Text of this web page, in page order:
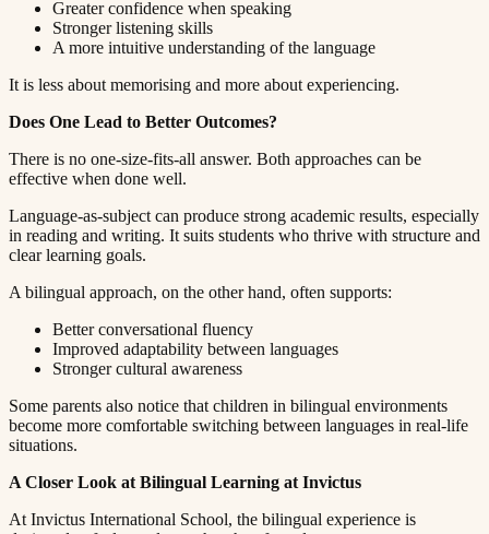
Greater confidence when speaking​​​​‌ ‍ ​‍​‍‌‍ ‌ ​‍‌‍‍‌‌‍‌ ‌‍‍‌‌‍ ‍​‍​‍​ ‍‍​‍​‍‌ ​ ‌‍​‌‌‍ ‍‌‍‍‌‌ ‌​‌ ‍‌​‍ ‍‌‍‍‌‌‍ ​‍​‍​‍ ​​‍​‍‌‍‍​‌ ​‍‌‍‌‌‌‍‌‍​‍​‍​ ‍‍​‍​‍​‍ ‌ ​ ‌ ‌​‌ ‌‌‌‍‌​‌‍‍‌‌‍ ​‍ ‌‍‍‌‌‍ ‍‌ ‌​‌‍‌‌‌‍ ‍‌ ‌​​‍ ‌‍‌‌‌‍‌​‌‍‍‌‌ ‌​​‍ ‌‍ ‌‌‍ ‌‍‌​‌‍‌‌​ ‌‌ ​​‌ ​‍‌‍‌‌‌ ​ ‌‍‌‌‌‍ ‍‌ ‌​‌‍​‌‌ ‌​‌‍‍‌‌‍ ‌‍ ‍​ ‍ ‌‍‍‌‌‍‌​​ ‌​ ‍​‌‍​‍​ ‌‍‌‍‌​​ ‌​​ ‍‌‌‍‌‌​ ‍‌​‍ ‌​ ​ ​ ‌​‌‍‌​‌‍‌​​‍ ‌​ ‌​​ ​‍​ ​ ​ ‌‍​‍ ‌​ ‍‌​ ​‍‌‍‌​​ ​‌​‍ ‌‌‍‌‌​ ​​‌‍‌‍​ ​‌‌‍‌‌​ ‍‌​ ‌‌​ ‌​‌‍​‍‌‍‌‍‌‍‌​​ ​‌​ ‍ ‌ ‌​‌ ‍‌‌ ​​‌‍‌‌​ ‌‌‍ ‍‌‍‌‌‌ ‌ ‌ ​ ​ ‍ ‌ ​​‌‍​‌‌ ‌​‌‍‍​​ ‌‌‍​ ‌‍ ‌‍ ‍‌ ‌​‌‍‌‌‌‍ ‍‌ ‌​​‍‌‌​ ‌‌‌​​‍‌‌ ‌‍‍ ‌‍‌‌‌ ‍‌​‍‌‌​ ​ ‌​‌​​‍‌‌​ ​ ‌​‌​​‍‌‌​ ​‍​ ​‍​ ‌‍‌‍‌‌‌‍‌‍‌‍​‍​ ​​​ ‍‌​ ‌ ‌‍​‍​ ‍​​ ‍‌‌‍​‌‌‍‌‍​‍‌‌​ ​‍​ ​‍​‍‌‌​ ‌‌‌​‌​​‍ ‍‌‍​ ‌‍‍​‌‍‍‌‌‍ ​‌‍‌​‌ ​‍‌‍‌‌‌‍ ‍​‍‌‌​ ‌‌‌​​‍‌‌ ‌‍‍ ‌‍‌‌‌ ‍‌​‍‌‌​ ​ ‌​‌​​‍‌‌​ ​ ‌​‌​​‍‌‌​ ​‍​ ​‍​ ‌‍‌‍‌​‌‍‌​‌‍‌‍‌‍‌​‌‍​‌​ ‍​‌‍‌‍​ ‍​‌‍​‍‌‍​‍​ ‌‍​‍‌‌​ ​‍​ ​‍​‍‌‌​ ‌‌‌​‌​​‍ ‍‌ ‌​‌‍‌‌‌ ‍​‌ ‌​​ ‌‍​‍‌‍​‌‌ ​ ‌‍‌‌‌‌‌‌‌ ​‍‌‍ ​​ ‌​‍‌‌​ ​‍‌​‌‍‌ ​ ‌ ‌​‌ ‌‌‌‍‌​‌‍‍‌‌‍ ​‍‌‍‌‍‍‌‌‍‌​​ ‌​ ‍​‌‍​‍​ ‌‍‌‍‌​​ ‌​​ ‍‌‌‍‌‌​ ‍‌​‍ ‌​ ​ ​ ‌​‌‍‌​‌‍‌​​‍ ‌​ ‌​​ ​‍​ ​ ​ ‌‍​‍ ‌​ ‍‌​ ​‍‌‍‌​​ ​‌​‍ ‌‌‍‌‌​ ​​‌‍‌‍​ ​‌‌‍‌‌​ ‍‌​ ‌‌​ ‌​‌‍​‍‌‍‌‍‌‍‌​​ ​‌​‍‌‍‌ ‌​‌ ‍‌‌ ​​‌‍‌‌​ ‌‌‍ ‍‌‍‌‌‌ ‌ ‌ ​ ​‍‌‍‌ ​​‌‍​‌‌ ‌​‌‍‍​​ ‌‌‍​ ‌‍ ‌‍ ‍‌ ‌​‌‍‌‌‌‍ ‍‌ ‌​​‍‌‌​ ‌‌‌​​‍‌‌ ‌‍‍ ‌‍‌‌‌ ‍‌​‍‌‌​ ​ ‌​‌​​‍‌‌​ ​ ‌​‌​​‍‌‌​ ​‍​ ​‍​ ‌‍‌‍‌‌‌‍‌‍‌‍​‍​ ​​​ ‍‌​ ‌ ‌‍​‍​ ‍​​ ‍‌‌‍​‌‌‍‌‍​‍‌‌​ ​‍​ ​‍​‍‌‌​ ‌‌‌​‌​​‍ ‍‌‍​ ‌‍‍​‌‍‍‌‌‍ ​‌‍‌​‌ ​‍‌‍‌‌‌‍ ‍​‍‌‌​ ‌‌‌​​‍‌‌ ‌‍‍ ‌‍‌‌‌ ‍‌​‍‌‌​ ​ ‌​‌​​‍‌‌​ ​ ‌​‌​​‍‌‌​ ​‍​ ​‍​ ‌‍‌‍‌​‌‍‌​‌‍‌‍‌‍‌​‌‍​‌​ ‍​‌‍‌‍​ ‍​‌‍​‍‌‍​‍​ ‌‍​‍‌‌​ ​‍​ ​‍​‍‌‌​ ‌‌‌​‌​​‍ ‍‌ ‌​‌‍‌‌‌ ‍​‌ ‌​​‍‌‍‌ ​​‌‍‌‌‌ ​‍‌ ​ ‌ ​​‌‍‌‌‌‍​ ‌ ‌​‌‍‍‌‌ ‌‍‌‍‌‌​ ‌‌ ​​‌ ‌‌‌‍​‍‌‍ ​‌‍‍‌‌ ​ ‌‍‍​‌‍‌‌‌‍‌​​‍​‍‌ ‌
Stronger listening skills​​​​‌ ‍ ​‍​‍‌‍ ‌ ​‍‌‍‍‌‌‍‌ ‌‍‍‌‌‍ ‍​‍​‍​ ‍‍​‍​‍‌ ​ ‌‍​‌‌‍ ‍‌‍‍‌‌ ‌​‌ ‍‌​‍ ‍‌‍‍‌‌‍ ​‍​‍​‍ ​​‍​‍‌‍‍​‌ ​‍‌‍‌‌‌‍‌‍​‍​‍​ ‍‍​‍​‍​‍ ‌ ​ ‌ ‌​‌ ‌‌‌‍‌​‌‍‍‌‌‍ ​‍ ‌‍‍‌‌‍ ‍‌ ‌​‌‍‌‌‌‍ ‍‌ ‌​​‍ ‌‍‌‌‌‍‌​‌‍‍‌‌ ‌​​‍ ‌‍ ‌‌‍ ‌‍‌​‌‍‌‌​ ‌‌ ​​‌ ​‍‌‍‌‌‌ ​ ‌‍‌‌‌‍ ‍‌ ‌​‌‍​‌‌ ‌​‌‍‍‌‌‍ ‌‍ ‍​ ‍ ‌‍‍‌‌‍‌​​ ‌​ ‍​‌‍​‍​ ‌‍‌‍‌​​ ‌​​ ‍‌‌‍‌‌​ ‍‌​‍ ‌​ ​ ​ ‌​‌‍‌​‌‍‌​​‍ ‌​ ‌​​ ​‍​ ​ ​ ‌‍​‍ ‌​ ‍‌​ ​‍‌‍‌​​ ​‌​‍ ‌‌‍‌‌​ ​​‌‍‌‍​ ​‌‌‍‌‌​ ‍‌​ ‌‌​ ‌​‌‍​‍‌‍‌‍‌‍‌​​ ​‌​ ‍ ‌ ‌​‌ ‍‌‌ ​​‌‍‌‌​ ‌‌‍ ‍‌‍‌‌‌ ‌ ‌ ​ ​ ‍ ‌ ​​‌‍​‌‌ ‌​‌‍‍​​ ‌‌‍​ ‌‍ ‌‍ ‍‌ ‌​‌‍‌‌‌‍ ‍‌ ‌​​‍‌‌​ ‌‌‌​​‍‌‌ ‌‍‍ ‌‍‌‌‌ ‍‌​‍‌‌​ ​ ‌​‌​​‍‌‌​ ​ ‌​‌​​‍‌‌​ ​‍​ ​‍​ ‍​​ ‌‌​ ‌​​ ​ ‌‍‌‍​ ​​​ ‌ ‌‍​‍‌‍​ ‌‍‌‌‌‍​ ​ ​‍​‍‌‌​ ​‍​ ​‍​‍‌‌​ ‌‌‌​‌​​‍ ‍‌‍​ ‌‍‍​‌‍‍‌‌‍ ​‌‍‌​‌ ​‍‌‍‌‌‌‍ ‍​‍‌‌​ ‌‌‌​​‍‌‌ ‌‍‍ ‌‍‌‌‌ ‍‌​‍‌‌​ ​ ‌​‌​​‍‌‌​ ​ ‌​‌​​‍‌‌​ ​‍​ ​‍​ ​​​ ​​​ ‍​​ ​ ​ ​‌​ ‍‌​ ‌ ​ ​​​ ​‌‌‍‌‍​ ‍​​ ​​​‍‌‌​ ​‍​ ​‍​‍‌‌​ ‌‌‌​‌​​‍ ‍‌ ‌​‌‍‌‌‌ ‍​‌ ‌​​ ‌‍​‍‌‍​‌‌ ​ ‌‍‌‌‌‌‌‌‌ ​‍‌‍ ​​ ‌​‍‌‌​ ​‍‌​‌‍‌ ​ ‌ ‌​‌ ‌‌‌‍‌​‌‍‍‌‌‍ ​‍‌‍‌‍‍‌‌‍‌​​ ‌​ ‍​‌‍​‍​ ‌‍‌‍‌​​ ‌​​ ‍‌‌‍‌‌​ ‍‌​‍ ‌​ ​ ​ ‌​‌‍‌​‌‍‌​​‍ ‌​ ‌​​ ​‍​ ​ ​ ‌‍​‍ ‌​ ‍‌​ ​‍‌‍‌​​ ​‌​‍ ‌‌‍‌‌​ ​​‌‍‌‍​ ​‌‌‍‌‌​ ‍‌​ ‌‌​ ‌​‌‍​‍‌‍‌‍‌‍‌​​ ​‌​‍‌‍‌ ‌​‌ ‍‌‌ ​​‌‍‌‌​ ‌‌‍ ‍‌‍‌‌‌ ‌ ‌ ​ ​‍‌‍‌ ​​‌‍​‌‌ ‌​‌‍‍​​ ‌‌‍​ ‌‍ ‌‍ ‍‌ ‌​‌‍‌‌‌‍ ‍‌ ‌​​‍‌‌​ ‌‌‌​​‍‌‌ ‌‍‍ ‌‍‌‌‌ ‍‌​‍‌‌​ ​ ‌​‌​​‍‌‌​ ​ ‌​‌​​‍‌‌​ ​‍​ ​‍​ ‍​​ ‌‌​ ‌​​ ​ ‌‍‌‍​ ​​​ ‌ ‌‍​‍‌‍​ ‌‍‌‌‌‍​ ​ ​‍​‍‌‌​ ​‍​ ​‍​‍‌‌​ ‌‌‌​‌​​‍ ‍‌‍​ ‌‍‍​‌‍‍‌‌‍ ​‌‍‌​‌ ​‍‌‍‌‌‌‍ ‍​‍‌‌​ ‌‌‌​​‍‌‌ ‌‍‍ ‌‍‌‌‌ ‍‌​‍‌‌​ ​ ‌​‌​​‍‌‌​ ​ ‌​‌​​‍‌‌​ ​‍​ ​‍​ ​​​ ​​​ ‍​​ ​ ​ ​‌​ ‍‌​ ‌ ​ ​​​ ​‌‌‍‌‍​ ‍​​ ​​​‍‌‌​ ​‍​ ​‍​‍‌‌​ ‌‌‌​‌​​‍ ‍‌ ‌​‌‍‌‌‌ ‍​‌ ‌​​‍‌‍‌ ​​‌‍‌‌‌ ​‍‌ ​ ‌ ​​‌‍‌‌‌‍​ ‌ ‌​‌‍‍‌‌ ‌‍‌‍‌‌​ ‌‌ ​​‌ ‌‌‌‍​‍‌‍ ​‌‍‍‌‌ ​ ‌‍‍​‌‍‌‌‌‍‌​​‍​‍‌ ‌
A more intuitive understanding of the language​​​​‌ ‍ ​‍​‍‌‍ ‌ ​‍‌‍‍‌‌‍‌ ‌‍‍‌‌‍ ‍​‍​‍​ ‍‍​‍​‍‌ ​ ‌‍​‌‌‍ ‍‌‍‍‌‌ ‌​‌ ‍‌​‍ ‍‌‍‍‌‌‍ ​‍​‍​‍ ​​‍​‍‌‍‍​‌ ​‍‌‍‌‌‌‍‌‍​‍​‍​ ‍‍​‍​‍​‍ ‌ ​ ‌ ‌​‌ ‌‌‌‍‌​‌‍‍‌‌‍ ​‍ ‌‍‍‌‌‍ ‍‌ ‌​‌‍‌‌‌‍ ‍‌ ‌​​‍ ‌‍‌‌‌‍‌​‌‍‍‌‌ ‌​​‍ ‌‍ ‌‌‍ ‌‍‌​‌‍‌‌​ ‌‌ ​​‌ ​‍‌‍‌‌‌ ​ ‌‍‌‌‌‍ ‍‌ ‌​‌‍​‌‌ ‌​‌‍‍‌‌‍ ‌‍ ‍​ ‍ ‌‍‍‌‌‍‌​​ ‌​ ‍​‌‍​‍​ ‌‍‌‍‌​​ ‌​​ ‍‌‌‍‌‌​ ‍‌​‍ ‌​ ​ ​ ‌​‌‍‌​‌‍‌​​‍ ‌​ ‌​​ ​‍​ ​ ​ ‌‍​‍ ‌​ ‍‌​ ​‍‌‍‌​​ ​‌​‍ ‌‌‍‌‌​ ​​‌‍‌‍​ ​‌‌‍‌‌​ ‍‌​ ‌‌​ ‌​‌‍​‍‌‍‌‍‌‍‌​​ ​‌​ ‍ ‌ ‌​‌ ‍‌‌ ​​‌‍‌‌​ ‌‌‍ ‍‌‍‌‌‌ ‌ ‌ ​ ​ ‍ ‌ ​​‌‍​‌‌ ‌​‌‍‍​​ ‌‌‍​ ‌‍ ‌‍ ‍‌ ‌​‌‍‌‌‌‍ ‍‌ ‌​​‍‌‌​ ‌‌‌​​‍‌‌ ‌‍‍ ‌‍‌‌‌ ‍‌​‍‌‌​ ​ ‌​‌​​‍‌‌​ ​ ‌​‌​​‍‌‌​ ​‍​ ​‍​ ​​​ ​​​ ‍​​ ‌‌​ ‌​​ ​‍‌‍‌​‌‍‌‍​ ​‌​ ​‌​ ​ ‌‍‌‌​‍‌‌​ ​‍​ ​‍​‍‌‌​ ‌‌‌​‌​​‍ ‍‌‍​ ‌‍‍​‌‍‍‌‌‍ ​‌‍‌​‌ ​‍‌‍‌‌‌‍ ‍​‍‌‌​ ‌‌‌​​‍‌‌ ‌‍‍ ‌‍‌‌‌ ‍‌​‍‌‌​ ​ ‌​‌​​‍‌‌​ ​ ‌​‌​​‍‌‌​ ​‍​ ​‍​ ‌‌‌‍​‌​ ​​​ ​​‌‍​‍‌‍​‍​ ‌​​ ​‍​ ‌​​ ​​‌‍​‍‌‍​‍​‍‌‌​ ​‍​ ​‍​‍‌‌​ ‌‌‌​‌​​‍ ‍‌ ‌​‌‍‌‌‌ ‍​‌ ‌​​ ‌‍​‍‌‍​‌‌ ​ ‌‍‌‌‌‌‌‌‌ ​‍‌‍ ​​ ‌​‍‌‌​ ​‍‌​‌‍‌ ​ ‌ ‌​‌ ‌‌‌‍‌​‌‍‍‌‌‍ ​‍‌‍‌‍‍‌‌‍‌​​ ‌​ ‍​‌‍​‍​ ‌‍‌‍‌​​ ‌​​ ‍‌‌‍‌‌​ ‍‌​‍ ‌​ ​ ​ ‌​‌‍‌​‌‍‌​​‍ ‌​ ‌​​ ​‍​ ​ ​ ‌‍​‍ ‌​ ‍‌​ ​‍‌‍‌​​ ​‌​‍ ‌‌‍‌‌​ ​​‌‍‌‍​ ​‌‌‍‌‌​ ‍‌​ ‌‌​ ‌​‌‍​‍‌‍‌‍‌‍‌​​ ​‌​‍‌‍‌ ‌​‌ ‍‌‌ ​​‌‍‌‌​ ‌‌‍ ‍‌‍‌‌‌ ‌ ‌ ​ ​‍‌‍‌ ​​‌‍​‌‌ ‌​‌‍‍​​ ‌‌‍​ ‌‍ ‌‍ ‍‌ ‌​‌‍‌‌‌‍ ‍‌ ‌​​‍‌‌​ ‌‌‌​​‍‌‌ ‌‍‍ ‌‍‌‌‌ ‍‌​‍‌‌​ ​ ‌​‌​​‍‌‌​ ​ ‌​‌​​‍‌‌​ ​‍​ ​‍​ ​​​ ​​​ ‍​​ ‌‌​ ‌​​ ​‍‌‍‌​‌‍‌‍​ ​‌​ ​‌​ ​ ‌‍‌‌​‍‌‌​ ​‍​ ​‍​‍‌‌​ ‌‌‌​‌​​‍ ‍‌‍​ ‌‍‍​‌‍‍‌‌‍ ​‌‍‌​‌ ​‍‌‍‌‌‌‍ ‍​‍‌‌​ ‌‌‌​​‍‌‌ ‌‍‍ ‌‍‌‌‌ ‍‌​‍‌‌​ ​ ‌​‌​​‍‌‌​ ​ ‌​‌​​‍‌‌​ ​‍​ ​‍​ ‌‌‌‍​‌​ ​​​ ​​‌‍​‍‌‍​‍​ ‌​​ ​‍​ ‌​​ ​​‌‍​‍‌‍​‍​‍‌‌​ ​‍​ ​‍​‍‌‌​ ‌‌‌​‌​​‍ ‍‌ ‌​‌‍‌‌‌ ‍​‌ ‌​​‍‌‍‌ ​​‌‍‌‌‌ ​‍‌ ​ ‌ ​​‌‍‌‌‌‍​ ‌ ‌​‌‍‍‌‌ ‌‍‌‍‌‌​ ‌‌ ​​‌ ‌‌‌‍​‍‌‍ ​‌‍‍‌‌ ​ ‌‍‍​‌‍‌‌‌‍‌​​‍​‍‌ ‌
It is less about memorising and more about experiencing.​​​​‌ ‍ ​‍​‍‌‍ ‌ ​‍‌‍‍‌‌‍‌ ‌‍‍‌‌‍ ‍​‍​‍​ ‍‍​‍​‍‌ ​ ‌‍​‌‌‍ ‍‌‍‍‌‌ ‌​‌ ‍‌​‍ ‍‌‍‍‌‌‍ ​‍​‍​‍ ​​‍​‍‌‍‍​‌ ​‍‌‍‌‌‌‍‌‍​‍​‍​ ‍‍​‍​‍​‍ ‌ ​ ‌ ‌​‌ ‌‌‌‍‌​‌‍‍‌‌‍ ​‍ ‌‍‍‌‌‍ ‍‌ ‌​‌‍‌‌‌‍ ‍‌ ‌​​‍ ‌‍‌‌‌‍‌​‌‍‍‌‌ ‌​​‍ ‌‍ ‌‌‍ ‌‍‌​‌‍‌‌​ ‌‌ ​​‌ ​‍‌‍‌‌‌ ​ ‌‍‌‌‌‍ ‍‌ ‌​‌‍​‌‌ ‌​‌‍‍‌‌‍ ‌‍ ‍​ ‍ ‌‍‍‌‌‍‌​​ ‌​ ‍​‌‍​‍​ ‌‍‌‍‌​​ ‌​​ ‍‌‌‍‌‌​ ‍‌​‍ ‌​ ​ ​ ‌​‌‍‌​‌‍‌​​‍ ‌​ ‌​​ ​‍​ ​ ​ ‌‍​‍ ‌​ ‍‌​ ​‍‌‍‌​​ ​‌​‍ ‌‌‍‌‌​ ​​‌‍‌‍​ ​‌‌‍‌‌​ ‍‌​ ‌‌​ ‌​‌‍​‍‌‍‌‍‌‍‌​​ ​‌​ ‍ ‌ ‌​‌ ‍‌‌ ​​‌‍‌‌​ ‌‌‍ ‍‌‍‌‌‌ ‌ ‌ ​ ​ ‍ ‌ ​​‌‍​‌‌ ‌​‌‍‍​​ ‌‌‍​ ‌‍ ‌‍ ‍‌ ‌​‌‍‌‌‌‍ ‍‌ ‌​​‍‌‌​ ‌‌‌​​‍‌‌ ‌‍‍ ‌‍‌‌‌ ‍‌​‍‌‌​ ​ ‌​‌​​‍‌‌​ ​ ‌​‌​​‍‌‌​ ​‍​ ​‍​ ‍​‌‍‌​​ ‌‌​ ‌‌​ ‌‍‌‍​‍‌‍​‍‌‍​ ‌‍‌‌​ ​‍‌‍​ ‌‍​ ​‍‌‌​ ​‍​ ​‍​‍‌‌​ ‌‌‌​‌​​‍ ‍‌‍​ ‌‍‍​‌‍‍‌‌‍ ​‌‍‌​‌ ​‍‌‍‌‌‌‍ ‍​‍‌‌​ ‌‌‌​​‍‌‌ ‌‍‍ ‌‍‌‌‌ ‍‌​‍‌‌​ ​ ‌​‌​​‍‌‌​ ​ ‌​‌​​‍‌‌​ ​‍​ ​‍‌‍‌‍​ ​‍​ ​‌‌‍​‍​ ​​‌‍‌​​ ​ ‌‍​‍​ ​‍​ ‌​​ ‌​‌‍‌‌​‍‌‌​ ​‍​ ​‍​‍‌‌​ ‌‌‌​‌​​‍ ‍‌ ‌​‌‍‌‌‌ ‍​‌ ‌​​ ‌‍​‍‌‍​‌‌ ​ ‌‍‌‌‌‌‌‌‌ ​‍‌‍ ​​ ‌​‍‌‌​ ​‍‌​‌‍‌ ​ ‌ ‌​‌ ‌‌‌‍‌​‌‍‍‌‌‍ ​‍‌‍‌‍‍‌‌‍‌​​ ‌​ ‍​‌‍​‍​ ‌‍‌‍‌​​ ‌​​ ‍‌‌‍‌‌​ ‍‌​‍ ‌​ ​ ​ ‌​‌‍‌​‌‍‌​​‍ ‌​ ‌​​ ​‍​ ​ ​ ‌‍​‍ ‌​ ‍‌​ ​‍‌‍‌​​ ​‌​‍ ‌‌‍‌‌​ ​​‌‍‌‍​ ​‌‌‍‌‌​ ‍‌​ ‌‌​ ‌​‌‍​‍‌‍‌‍‌‍‌​​ ​‌​‍‌‍‌ ‌​‌ ‍‌‌ ​​‌‍‌‌​ ‌‌‍ ‍‌‍‌‌‌ ‌ ‌ ​ ​‍‌‍‌ ​​‌‍​‌‌ ‌​‌‍‍​​ ‌‌‍​ ‌‍ ‌‍ ‍‌ ‌​‌‍‌‌‌‍ ‍‌ ‌​​‍‌‌​ ‌‌‌​​‍‌‌ ‌‍‍ ‌‍‌‌‌ ‍‌​‍‌‌​ ​ ‌​‌​​‍‌‌​ ​ ‌​‌​​‍‌‌​ ​‍​ ​‍​ ‍​‌‍‌​​ ‌‌​ ‌‌​ ‌‍‌‍​‍‌‍​‍‌‍​ ‌‍‌‌​ ​‍‌‍​ ‌‍​ ​‍‌‌​ ​‍​ ​‍​‍‌‌​ ‌‌‌​‌​​‍ ‍‌‍​ ‌‍‍​‌‍‍‌‌‍ ​‌‍‌​‌ ​‍‌‍‌‌‌‍ ‍​‍‌‌​ ‌‌‌​​‍‌‌ ‌‍‍ ‌‍‌‌‌ ‍‌​‍‌‌​ ​ ‌​‌​​‍‌‌​ ​ ‌​‌​​‍‌‌​ ​‍​ ​‍‌‍‌‍​ ​‍​ ​‌‌‍​‍​ ​​‌‍‌​​ ​ ‌‍​‍​ ​‍​ ‌​​ ‌​‌‍‌‌​‍‌‌​ ​‍​ ​‍​‍‌‌​ ‌‌‌​‌​​‍ ‍‌ ‌​‌‍‌‌‌ ‍​‌ ‌​​‍‌‍‌ ​​‌‍‌‌‌ ​‍‌ ​ ‌ ​​‌‍‌‌‌‍​ ‌ ‌​‌‍‍‌‌ ‌‍‌‍‌‌​ ‌‌ ​​‌ ‌‌‌‍​‍‌‍ ​‌‍‍‌‌ ​ ‌‍‍​‌‍‌‌‌‍‌​​‍​‍‌ ‌
Does One Lead to Better Outcomes?​​​​‌ ‍ ​‍​‍‌‍ ‌ ​‍‌‍‍‌‌‍‌ ‌‍‍‌‌‍ ‍​‍​‍​ ‍‍​‍​‍‌ ​ ‌‍​‌‌‍ ‍‌‍‍‌‌ ‌​‌ ‍‌​‍ ‍‌‍‍‌‌‍ ​‍​‍​‍ ​​‍​‍‌‍‍​‌ ​‍‌‍‌‌‌‍‌‍​‍​‍​ ‍‍​‍​‍​‍ ‌ ​ ‌ ‌​‌ ‌‌‌‍‌​‌‍‍‌‌‍ ​‍ ‌‍‍‌‌‍ ‍‌ ‌​‌‍‌‌‌‍ ‍‌ ‌​​‍ ‌‍‌‌‌‍‌​‌‍‍‌‌ ‌​​‍ ‌‍ ‌‌‍ ‌‍‌​‌‍‌‌​ ‌‌ ​​‌ ​‍‌‍‌‌‌ ​ ‌‍‌‌‌‍ ‍‌ ‌​‌‍​‌‌ ‌​‌‍‍‌‌‍ ‌‍ ‍​ ‍ ‌‍‍‌‌‍‌​​ ‌​ ‍​‌‍​‍​ ‌‍‌‍‌​​ ‌​​ ‍‌‌‍‌‌​ ‍‌​‍ ‌​ ​ ​ ‌​‌‍‌​‌‍‌​​‍ ‌​ ‌​​ ​‍​ ​ ​ ‌‍​‍ ‌​ ‍‌​ ​‍‌‍‌​​ ​‌​‍ ‌‌‍‌‌​ ​​‌‍‌‍​ ​‌‌‍‌‌​ ‍‌​ ‌‌​ ‌​‌‍​‍‌‍‌‍‌‍‌​​ ​‌​ ‍ ‌ ‌​‌ ‍‌‌ ​​‌‍‌‌​ ‌‌‍ ‍‌‍‌‌‌ ‌ ‌ ​ ​ ‍ ‌ ​​‌‍​‌‌ ‌​‌‍‍​​ ‌‌‍​ ‌‍ ‌‍ ‍‌ ‌​‌‍‌‌‌‍ ‍‌ ‌​​‍‌‌​ ‌‌‌​​‍‌‌ ‌‍‍ ‌‍‌‌‌ ‍‌​‍‌‌​ ​ ‌​‌​​‍‌‌​ ​ ‌​‌​​‍‌‌​ ​‍​ ​‍​ ​ ​ ‌​‌‍​‌‌‍‌‌​ ‌ ‌‍​‍‌‍​ ‌‍‌​​ ‌​‌‍‌‌‌‍‌​​ ​ ​‍‌‌​ ​‍​ ​‍​‍‌‌​ ‌‌‌​‌​​‍ ‍‌‍​ ‌‍‍​‌‍‍‌‌‍ ​‌‍‌​‌ ​‍‌‍‌‌‌‍ ‍​‍‌‌​ ‌‌‌​​‍‌‌ ‌‍‍ ‌‍‌‌‌ ‍‌​‍‌‌​ ​ ‌​‌​​‍‌‌​ ​ ‌​‌​​‍‌‌​ ​‍​ ​‍​ ‌‍‌‍​‌​ ‍‌‌‍​ ​ ​‍​ ​‌​ ‌‍‌‍‌‍‌‍‌​​ ​‍​ ‌‌​ ‍​​‍‌‌​ ​‍​ ​‍​‍‌‌​ ‌‌‌​‌​​‍ ‍‌ ‌​‌‍‌‌‌ ‍​‌ ‌​​ ‌‍​‍‌‍​‌‌ ​ ‌‍‌‌‌‌‌‌‌ ​‍‌‍ ​​ ‌​‍‌‌​ ​‍‌​‌‍‌ ​ ‌ ‌​‌ ‌‌‌‍‌​‌‍‍‌‌‍ ​‍‌‍‌‍‍‌‌‍‌​​ ‌​ ‍​‌‍​‍​ ‌‍‌‍‌​​ ‌​​ ‍‌‌‍‌‌​ ‍‌​‍ ‌​ ​ ​ ‌​‌‍‌​‌‍‌​​‍ ‌​ ‌​​ ​‍​ ​ ​ ‌‍​‍ ‌​ ‍‌​ ​‍‌‍‌​​ ​‌​‍ ‌‌‍‌‌​ ​​‌‍‌‍​ ​‌‌‍‌‌​ ‍‌​ ‌‌​ ‌​‌‍​‍‌‍‌‍‌‍‌​​ ​‌​‍‌‍‌ ‌​‌ ‍‌‌ ​​‌‍‌‌​ ‌‌‍ ‍‌‍‌‌‌ ‌ ‌ ​ ​‍‌‍‌ ​​‌‍​‌‌ ‌​‌‍‍​​ ‌‌‍​ ‌‍ ‌‍ ‍‌ ‌​‌‍‌‌‌‍ ‍‌ ‌​​‍‌‌​ ‌‌‌​​‍‌‌ ‌‍‍ ‌‍‌‌‌ ‍‌​‍‌‌​ ​ ‌​‌​​‍‌‌​ ​ ‌​‌​​‍‌‌​ ​‍​ ​‍​ ​ ​ ‌​‌‍​‌‌‍‌‌​ ‌ ‌‍​‍‌‍​ ‌‍‌​​ ‌​‌‍‌‌‌‍‌​​ ​ ​‍‌‌​ ​‍​ ​‍​‍‌‌​ ‌‌‌​‌​​‍ ‍‌‍​ ‌‍‍​‌‍‍‌‌‍ ​‌‍‌​‌ ​‍‌‍‌‌‌‍ ‍​‍‌‌​ ‌‌‌​​‍‌‌ ‌‍‍ ‌‍‌‌‌ ‍‌​‍‌‌​ ​ ‌​‌​​‍‌‌​ ​ ‌​‌​​‍‌‌​ ​‍​ ​‍​ ‌‍‌‍​‌​ ‍‌‌‍​ ​ ​‍​ ​‌​ ‌‍‌‍‌‍‌‍‌​​ ​‍​ ‌‌​ ‍​​‍‌‌​ ​‍​ ​‍​‍‌‌​ ‌‌‌​‌​​‍ ‍‌ ‌​‌‍‌‌‌ ‍​‌ ‌​​‍‌‍‌ ​​‌‍‌‌‌ ​‍‌ ​ ‌ ​​‌‍‌‌‌‍​ ‌ ‌​‌‍‍‌‌ ‌‍‌‍‌‌​ ‌‌ ​​‌ ‌‌‌‍​‍‌‍ ​‌‍‍‌‌ ​ ‌‍‍​‌‍‌‌‌‍‌​​‍​‍‌ ‌
There is no one-size-fits-all answer. Both approaches can be
effective when done well.​​​​‌ ‍ ​‍​‍‌‍ ‌ ​‍‌‍‍‌‌‍‌ ‌‍‍‌‌‍ ‍​‍​‍​ ‍‍​‍​‍‌ ​ ‌‍​‌‌‍ ‍‌‍‍‌‌ ‌​‌ ‍‌​‍ ‍‌‍‍‌‌‍ ​‍​‍​‍ ​​‍​‍‌‍‍​‌ ​‍‌‍‌‌‌‍‌‍​‍​‍​ ‍‍​‍​‍​‍ ‌ ​ ‌ ‌​‌ ‌‌‌‍‌​‌‍‍‌‌‍ ​‍ ‌‍‍‌‌‍ ‍‌ ‌​‌‍‌‌‌‍ ‍‌ ‌​​‍ ‌‍‌‌‌‍‌​‌‍‍‌‌ ‌​​‍ ‌‍ ‌‌‍ ‌‍‌​‌‍‌‌​ ‌‌ ​​‌ ​‍‌‍‌‌‌ ​ ‌‍‌‌‌‍ ‍‌ ‌​‌‍​‌‌ ‌​‌‍‍‌‌‍ ‌‍ ‍​ ‍ ‌‍‍‌‌‍‌​​ ‌​ ‍​‌‍​‍​ ‌‍‌‍‌​​ ‌​​ ‍‌‌‍‌‌​ ‍‌​‍ ‌​ ​ ​ ‌​‌‍‌​‌‍‌​​‍ ‌​ ‌​​ ​‍​ ​ ​ ‌‍​‍ ‌​ ‍‌​ ​‍‌‍‌​​ ​‌​‍ ‌‌‍‌‌​ ​​‌‍‌‍​ ​‌‌‍‌‌​ ‍‌​ ‌‌​ ‌​‌‍​‍‌‍‌‍‌‍‌​​ ​‌​ ‍ ‌ ‌​‌ ‍‌‌ ​​‌‍‌‌​ ‌‌‍ ‍‌‍‌‌‌ ‌ ‌ ​ ​ ‍ ‌ ​​‌‍​‌‌ ‌​‌‍‍​​ ‌‌‍​ ‌‍ ‌‍ ‍‌ ‌​‌‍‌‌‌‍ ‍‌ ‌​​‍‌‌​ ‌‌‌​​‍‌‌ ‌‍‍ ‌‍‌‌‌ ‍‌​‍‌‌​ ​ ‌​‌​​‍‌‌​ ​ ‌​‌​​‍‌‌​ ​‍​ ​‍‌‍‌​‌‍‌‍​ ‌​​ ‍​​ ‌ ‌‍​‌‌‍​ ‌‍​‍​ ​​​ ​ ​ ​‍​ ​‌​‍‌‌​ ​‍​ ​‍​‍‌‌​ ‌‌‌​‌​​‍ ‍‌‍​ ‌‍‍​‌‍‍‌‌‍ ​‌‍‌​‌ ​‍‌‍‌‌‌‍ ‍​‍‌‌​ ‌‌‌​​‍‌‌ ‌‍‍ ‌‍‌‌‌ ‍‌​‍‌‌​ ​ ‌​‌​​‍‌‌​ ​ ‌​‌​​‍‌‌​ ​‍​ ​‍​ ​ ​ ​‌​ ‌‍‌‍‌‍​ ‌ ‌‍​ ​ ‌‍​ ‌‍​ ‍‌‌‍​‍‌‍​‌‌‍​‌​‍‌‌​ ​‍​ ​‍​‍‌‌​ ‌‌‌​‌​​‍ ‍‌ ‌​‌‍‌‌‌ ‍​‌ ‌​​ ‌‍​‍‌‍​‌‌ ​ ‌‍‌‌‌‌‌‌‌ ​‍‌‍ ​​ ‌​‍‌‌​ ​‍‌​‌‍‌ ​ ‌ ‌​‌ ‌‌‌‍‌​‌‍‍‌‌‍ ​‍‌‍‌‍‍‌‌‍‌​​ ‌​ ‍​‌‍​‍​ ‌‍‌‍‌​​ ‌​​ ‍‌‌‍‌‌​ ‍‌​‍ ‌​ ​ ​ ‌​‌‍‌​‌‍‌​​‍ ‌​ ‌​​ ​‍​ ​ ​ ‌‍​‍ ‌​ ‍‌​ ​‍‌‍‌​​ ​‌​‍ ‌‌‍‌‌​ ​​‌‍‌‍​ ​‌‌‍‌‌​ ‍‌​ ‌‌​ ‌​‌‍​‍‌‍‌‍‌‍‌​​ ​‌​‍‌‍‌ ‌​‌ ‍‌‌ ​​‌‍‌‌​ ‌‌‍ ‍‌‍‌‌‌ ‌ ‌ ​ ​‍‌‍‌ ​​‌‍​‌‌ ‌​‌‍‍​​ ‌‌‍​ ‌‍ ‌‍ ‍‌ ‌​‌‍‌‌‌‍ ‍‌ ‌​​‍‌‌​ ‌‌‌​​‍‌‌ ‌‍‍ ‌‍‌‌‌ ‍‌​‍‌‌​ ​ ‌​‌​​‍‌‌​ ​ ‌​‌​​‍‌‌​ ​‍​ ​‍‌‍‌​‌‍‌‍​ ‌​​ ‍​​ ‌ ‌‍​‌‌‍​ ‌‍​‍​ ​​​ ​ ​ ​‍​ ​‌​‍‌‌​ ​‍​ ​‍​‍‌‌​ ‌‌‌​‌​​‍ ‍‌‍​ ‌‍‍​‌‍‍‌‌‍ ​‌‍‌​‌ ​‍‌‍‌‌‌‍ ‍​‍‌‌​ ‌‌‌​​‍‌‌ ‌‍‍ ‌‍‌‌‌ ‍‌​‍‌‌​ ​ ‌​‌​​‍‌‌​ ​ ‌​‌​​‍‌‌​ ​‍​ ​‍​ ​ ​ ​‌​ ‌‍‌‍‌‍​ ‌ ‌‍​ ​ ‌‍​ ‌‍​ ‍‌‌‍​‍‌‍​‌‌‍​‌​‍‌‌​ ​‍​ ​‍​‍‌‌​ ‌‌‌​‌​​‍ ‍‌ ‌​‌‍‌‌‌ ‍​‌ ‌​​‍‌‍‌ ​​‌‍‌‌‌ ​‍‌ ​ ‌ ​​‌‍‌‌‌‍​ ‌ ‌​‌‍‍‌‌ ‌‍‌‍‌‌​ ‌‌ ​​‌ ‌‌‌‍​‍‌‍ ​‌‍‍‌‌ ​ ‌‍‍​‌‍‌‌‌‍‌​​‍​‍‌ ‌
Language-as-subject can produce strong academic results, especially
in reading and writing. It suits students who thrive with structure and
clear learning goals.​​​​‌ ‍ ​‍​‍‌‍ ‌ ​‍‌‍‍‌‌‍‌ ‌‍‍‌‌‍ ‍​‍​‍​ ‍‍​‍​‍‌ ​ ‌‍​‌‌‍ ‍‌‍‍‌‌ ‌​‌ ‍‌​‍ ‍‌‍‍‌‌‍ ​‍​‍​‍ ​​‍​‍‌‍‍​‌ ​‍‌‍‌‌‌‍‌‍​‍​‍​ ‍‍​‍​‍​‍ ‌ ​ ‌ ‌​‌ ‌‌‌‍‌​‌‍‍‌‌‍ ​‍ ‌‍‍‌‌‍ ‍‌ ‌​‌‍‌‌‌‍ ‍‌ ‌​​‍ ‌‍‌‌‌‍‌​‌‍‍‌‌ ‌​​‍ ‌‍ ‌‌‍ ‌‍‌​‌‍‌‌​ ‌‌ ​​‌ ​‍‌‍‌‌‌ ​ ‌‍‌‌‌‍ ‍‌ ‌​‌‍​‌‌ ‌​‌‍‍‌‌‍ ‌‍ ‍​ ‍ ‌‍‍‌‌‍‌​​ ‌​ ‍​‌‍​‍​ ‌‍‌‍‌​​ ‌​​ ‍‌‌‍‌‌​ ‍‌​‍ ‌​ ​ ​ ‌​‌‍‌​‌‍‌​​‍ ‌​ ‌​​ ​‍​ ​ ​ ‌‍​‍ ‌​ ‍‌​ ​‍‌‍‌​​ ​‌​‍ ‌‌‍‌‌​ ​​‌‍‌‍​ ​‌‌‍‌‌​ ‍‌​ ‌‌​ ‌​‌‍​‍‌‍‌‍‌‍‌​​ ​‌​ ‍ ‌ ‌​‌ ‍‌‌ ​​‌‍‌‌​ ‌‌‍ ‍‌‍‌‌‌ ‌ ‌ ​ ​ ‍ ‌ ​​‌‍​‌‌ ‌​‌‍‍​​ ‌‌‍​ ‌‍ ‌‍ ‍‌ ‌​‌‍‌‌‌‍ ‍‌ ‌​​‍‌‌​ ‌‌‌​​‍‌‌ ‌‍‍ ‌‍‌‌‌ ‍‌​‍‌‌​ ​ ‌​‌​​‍‌‌​ ​ ‌​‌​​‍‌‌​ ​‍​ ​‍‌‍‌‌​ ​ ​ ​‍​ ​‌‌‍​‍​ ‍‌​ ​ ​ ​‌​ ​​‌‍​ ​ ‌‍​ ​‌​‍‌‌​ ​‍​ ​‍​‍‌‌​ ‌‌‌​‌​​‍ ‍‌‍​ ‌‍‍​‌‍‍‌‌‍ ​‌‍‌​‌ ​‍‌‍‌‌‌‍ ‍​‍‌‌​ ‌‌‌​​‍‌‌ ‌‍‍ ‌‍‌‌‌ ‍‌​‍‌‌​ ​ ‌​‌​​‍‌‌​ ​ ‌​‌​​‍‌‌​ ​‍​ ​‍​ ​ ​ ​‍​ ​​‌‍‌‌‌‍​ ‌‍​‌​ ​‍​ ‌‍‌‍​‍‌‍​‍​ ‌‌‌‍‌‌​‍‌‌​ ​‍​ ​‍​‍‌‌​ ‌‌‌​‌​​‍ ‍‌ ‌​‌‍‌‌‌ ‍​‌ ‌​​ ‌‍​‍‌‍​‌‌ ​ ‌‍‌‌‌‌‌‌‌ ​‍‌‍ ​​ ‌​‍‌‌​ ​‍‌​‌‍‌ ​ ‌ ‌​‌ ‌‌‌‍‌​‌‍‍‌‌‍ ​‍‌‍‌‍‍‌‌‍‌​​ ‌​ ‍​‌‍​‍​ ‌‍‌‍‌​​ ‌​​ ‍‌‌‍‌‌​ ‍‌​‍ ‌​ ​ ​ ‌​‌‍‌​‌‍‌​​‍ ‌​ ‌​​ ​‍​ ​ ​ ‌‍​‍ ‌​ ‍‌​ ​‍‌‍‌​​ ​‌​‍ ‌‌‍‌‌​ ​​‌‍‌‍​ ​‌‌‍‌‌​ ‍‌​ ‌‌​ ‌​‌‍​‍‌‍‌‍‌‍‌​​ ​‌​‍‌‍‌ ‌​‌ ‍‌‌ ​​‌‍‌‌​ ‌‌‍ ‍‌‍‌‌‌ ‌ ‌ ​ ​‍‌‍‌ ​​‌‍​‌‌ ‌​‌‍‍​​ ‌‌‍​ ‌‍ ‌‍ ‍‌ ‌​‌‍‌‌‌‍ ‍‌ ‌​​‍‌‌​ ‌‌‌​​‍‌‌ ‌‍‍ ‌‍‌‌‌ ‍‌​‍‌‌​ ​ ‌​‌​​‍‌‌​ ​ ‌​‌​​‍‌‌​ ​‍​ ​‍‌‍‌‌​ ​ ​ ​‍​ ​‌‌‍​‍​ ‍‌​ ​ ​ ​‌​ ​​‌‍​ ​ ‌‍​ ​‌​‍‌‌​ ​‍​ ​‍​‍‌‌​ ‌‌‌​‌​​‍ ‍‌‍​ ‌‍‍​‌‍‍‌‌‍ ​‌‍‌​‌ ​‍‌‍‌‌‌‍ ‍​‍‌‌​ ‌‌‌​​‍‌‌ ‌‍‍ ‌‍‌‌‌ ‍‌​‍‌‌​ ​ ‌​‌​​‍‌‌​ ​ ‌​‌​​‍‌‌​ ​‍​ ​‍​ ​ ​ ​‍​ ​​‌‍‌‌‌‍​ ‌‍​‌​ ​‍​ ‌‍‌‍​‍‌‍​‍​ ‌‌‌‍‌‌​‍‌‌​ ​‍​ ​‍​‍‌‌​ ‌‌‌​‌​​‍ ‍‌ ‌​‌‍‌‌‌ ‍​‌ ‌​​‍‌‍‌ ​​‌‍‌‌‌ ​‍‌ ​ ‌ ​​‌‍‌‌‌‍​ ‌ ‌​‌‍‍‌‌ ‌‍‌‍‌‌​ ‌‌ ​​‌ ‌‌‌‍​‍‌‍ ​‌‍‍‌‌ ​ ‌‍‍​‌‍‌‌‌‍‌​​‍​‍‌ ‌
A bilingual approach, on the other hand, often supports:​​​​‌ ‍ ​‍​‍‌‍ ‌ ​‍‌‍‍‌‌‍‌ ‌‍‍‌‌‍ ‍​‍​‍​ ‍‍​‍​‍‌ ​ ‌‍​‌‌‍ ‍‌‍‍‌‌ ‌​‌ ‍‌​‍ ‍‌‍‍‌‌‍ ​‍​‍​‍ ​​‍​‍‌‍‍​‌ ​‍‌‍‌‌‌‍‌‍​‍​‍​ ‍‍​‍​‍​‍ ‌ ​ ‌ ‌​‌ ‌‌‌‍‌​‌‍‍‌‌‍ ​‍ ‌‍‍‌‌‍ ‍‌ ‌​‌‍‌‌‌‍ ‍‌ ‌​​‍ ‌‍‌‌‌‍‌​‌‍‍‌‌ ‌​​‍ ‌‍ ‌‌‍ ‌‍‌​‌‍‌‌​ ‌‌ ​​‌ ​‍‌‍‌‌‌ ​ ‌‍‌‌‌‍ ‍‌ ‌​‌‍​‌‌ ‌​‌‍‍‌‌‍ ‌‍ ‍​ ‍ ‌‍‍‌‌‍‌​​ ‌​ ‍​‌‍​‍​ ‌‍‌‍‌​​ ‌​​ ‍‌‌‍‌‌​ ‍‌​‍ ‌​ ​ ​ ‌​‌‍‌​‌‍‌​​‍ ‌​ ‌​​ ​‍​ ​ ​ ‌‍​‍ ‌​ ‍‌​ ​‍‌‍‌​​ ​‌​‍ ‌‌‍‌‌​ ​​‌‍‌‍​ ​‌‌‍‌‌​ ‍‌​ ‌‌​ ‌​‌‍​‍‌‍‌‍‌‍‌​​ ​‌​ ‍ ‌ ‌​‌ ‍‌‌ ​​‌‍‌‌​ ‌‌‍ ‍‌‍‌‌‌ ‌ ‌ ​ ​ ‍ ‌ ​​‌‍​‌‌ ‌​‌‍‍​​ ‌‌‍​ ‌‍ ‌‍ ‍‌ ‌​‌‍‌‌‌‍ ‍‌ ‌​​‍‌‌​ ‌‌‌​​‍‌‌ ‌‍‍ ‌‍‌‌‌ ‍‌​‍‌‌​ ​ ‌​‌​​‍‌‌​ ​ ‌​‌​​‍‌‌​ ​‍​ ​‍‌‍‌​​ ‌‍‌‍‌‌​ ‌‌​ ​‌​ ​​​ ‌‍​ ‍‌‌‍‌​‌‍​‌‌‍​ ​ ‍​​‍‌‌​ ​‍​ ​‍​‍‌‌​ ‌‌‌​‌​​‍ ‍‌‍​ ‌‍‍​‌‍‍‌‌‍ ​‌‍‌​‌ ​‍‌‍‌‌‌‍ ‍​‍‌‌​ ‌‌‌​​‍‌‌ ‌‍‍ ‌‍‌‌‌ ‍‌​‍‌‌​ ​ ‌​‌​​‍‌‌​ ​ ‌​‌​​‍‌‌​ ​‍​ ​‍‌‍‌​‌‍‌‍‌‍​‍​ ​‍​ ​​​ ​‍​ ‌‍‌‍‌‌‌‍‌‍​ ‍​​ ​​​ ​‍​‍‌‌​ ​‍​ ​‍​‍‌‌​ ‌‌‌​‌​​‍ ‍‌ ‌​‌‍‌‌‌ ‍​‌ ‌​​ ‌‍​‍‌‍​‌‌ ​ ‌‍‌‌‌‌‌‌‌ ​‍‌‍ ​​ ‌​‍‌‌​ ​‍‌​‌‍‌ ​ ‌ ‌​‌ ‌‌‌‍‌​‌‍‍‌‌‍ ​‍‌‍‌‍‍‌‌‍‌​​ ‌​ ‍​‌‍​‍​ ‌‍‌‍‌​​ ‌​​ ‍‌‌‍‌‌​ ‍‌​‍ ‌​ ​ ​ ‌​‌‍‌​‌‍‌​​‍ ‌​ ‌​​ ​‍​ ​ ​ ‌‍​‍ ‌​ ‍‌​ ​‍‌‍‌​​ ​‌​‍ ‌‌‍‌‌​ ​​‌‍‌‍​ ​‌‌‍‌‌​ ‍‌​ ‌‌​ ‌​‌‍​‍‌‍‌‍‌‍‌​​ ​‌​‍‌‍‌ ‌​‌ ‍‌‌ ​​‌‍‌‌​ ‌‌‍ ‍‌‍‌‌‌ ‌ ‌ ​ ​‍‌‍‌ ​​‌‍​‌‌ ‌​‌‍‍​​ ‌‌‍​ ‌‍ ‌‍ ‍‌ ‌​‌‍‌‌‌‍ ‍‌ ‌​​‍‌‌​ ‌‌‌​​‍‌‌ ‌‍‍ ‌‍‌‌‌ ‍‌​‍‌‌​ ​ ‌​‌​​‍‌‌​ ​ ‌​‌​​‍‌‌​ ​‍​ ​‍‌‍‌​​ ‌‍‌‍‌‌​ ‌‌​ ​‌​ ​​​ ‌‍​ ‍‌‌‍‌​‌‍​‌‌‍​ ​ ‍​​‍‌‌​ ​‍​ ​‍​‍‌‌​ ‌‌‌​‌​​‍ ‍‌‍​ ‌‍‍​‌‍‍‌‌‍ ​‌‍‌​‌ ​‍‌‍‌‌‌‍ ‍​‍‌‌​ ‌‌‌​​‍‌‌ ‌‍‍ ‌‍‌‌‌ ‍‌​‍‌‌​ ​ ‌​‌​​‍‌‌​ ​ ‌​‌​​‍‌‌​ ​‍​ ​‍‌‍‌​‌‍‌‍‌‍​‍​ ​‍​ ​​​ ​‍​ ‌‍‌‍‌‌‌‍‌‍​ ‍​​ ​​​ ​‍​‍‌‌​ ​‍​ ​‍​‍‌‌​ ‌‌‌​‌​​‍ ‍‌ ‌​‌‍‌‌‌ ‍​‌ ‌​​‍‌‍‌ ​​‌‍‌‌‌ ​‍‌ ​ ‌ ​​‌‍‌‌‌‍​ ‌ ‌​‌‍‍‌‌ ‌‍‌‍‌‌​ ‌‌ ​​‌ ‌‌‌‍​‍‌‍ ​‌‍‍‌‌ ​ ‌‍‍​‌‍‌‌‌‍‌​​‍​‍‌ ‌
Better conversational fluency​​​​‌ ‍ ​‍​‍‌‍ ‌ ​‍‌‍‍‌‌‍‌ ‌‍‍‌‌‍ ‍​‍​‍​ ‍‍​‍​‍‌ ​ ‌‍​‌‌‍ ‍‌‍‍‌‌ ‌​‌ ‍‌​‍ ‍‌‍‍‌‌‍ ​‍​‍​‍ ​​‍​‍‌‍‍​‌ ​‍‌‍‌‌‌‍‌‍​‍​‍​ ‍‍​‍​‍​‍ ‌ ​ ‌ ‌​‌ ‌‌‌‍‌​‌‍‍‌‌‍ ​‍ ‌‍‍‌‌‍ ‍‌ ‌​‌‍‌‌‌‍ ‍‌ ‌​​‍ ‌‍‌‌‌‍‌​‌‍‍‌‌ ‌​​‍ ‌‍ ‌‌‍ ‌‍‌​‌‍‌‌​ ‌‌ ​​‌ ​‍‌‍‌‌‌ ​ ‌‍‌‌‌‍ ‍‌ ‌​‌‍​‌‌ ‌​‌‍‍‌‌‍ ‌‍ ‍​ ‍ ‌‍‍‌‌‍‌​​ ‌​ ‍​‌‍​‍​ ‌‍‌‍‌​​ ‌​​ ‍‌‌‍‌‌​ ‍‌​‍ ‌​ ​ ​ ‌​‌‍‌​‌‍‌​​‍ ‌​ ‌​​ ​‍​ ​ ​ ‌‍​‍ ‌​ ‍‌​ ​‍‌‍‌​​ ​‌​‍ ‌‌‍‌‌​ ​​‌‍‌‍​ ​‌‌‍‌‌​ ‍‌​ ‌‌​ ‌​‌‍​‍‌‍‌‍‌‍‌​​ ​‌​ ‍ ‌ ‌​‌ ‍‌‌ ​​‌‍‌‌​ ‌‌‍ ‍‌‍‌‌‌ ‌ ‌ ​ ​ ‍ ‌ ​​‌‍​‌‌ ‌​‌‍‍​​ ‌‌‍​ ‌‍ ‌‍ ‍‌ ‌​‌‍‌‌‌‍ ‍‌ ‌​​‍‌‌​ ‌‌‌​​‍‌‌ ‌‍‍ ‌‍‌‌‌ ‍‌​‍‌‌​ ​ ‌​‌​​‍‌‌​ ​ ‌​‌​​‍‌‌​ ​‍​ ​‍​ ‌‌​ ​​‌‍​‍​ ‍‌​ ‌ ​ ​ ​ ‌‍‌‍‌‍​ ‌‌​ ‍​​ ​​​ ‍​​‍‌‌​ ​‍​ ​‍​‍‌‌​ ‌‌‌​‌​​‍ ‍‌‍​ ‌‍‍​‌‍‍‌‌‍ ​‌‍‌​‌ ​‍‌‍‌‌‌‍ ‍​‍‌‌​ ‌‌‌​​‍‌‌ ‌‍‍ ‌‍‌‌‌ ‍‌​‍‌‌​ ​ ‌​‌​​‍‌‌​ ​ ‌​‌​​‍‌‌​ ​‍​ ​‍​ ​ ​ ​ ​ ​ ​ ‍‌​ ‌​​ ​‌‌‍‌​​ ‌​​ ​​​ ‍‌​ ​​‌‍​‍​‍‌‌​ ​‍​ ​‍​‍‌‌​ ‌‌‌​‌​​‍ ‍‌ ‌​‌‍‌‌‌ ‍​‌ ‌​​ ‌‍​‍‌‍​‌‌ ​ ‌‍‌‌‌‌‌‌‌ ​‍‌‍ ​​ ‌​‍‌‌​ ​‍‌​‌‍‌ ​ ‌ ‌​‌ ‌‌‌‍‌​‌‍‍‌‌‍ ​‍‌‍‌‍‍‌‌‍‌​​ ‌​ ‍​‌‍​‍​ ‌‍‌‍‌​​ ‌​​ ‍‌‌‍‌‌​ ‍‌​‍ ‌​ ​ ​ ‌​‌‍‌​‌‍‌​​‍ ‌​ ‌​​ ​‍​ ​ ​ ‌‍​‍ ‌​ ‍‌​ ​‍‌‍‌​​ ​‌​‍ ‌‌‍‌‌​ ​​‌‍‌‍​ ​‌‌‍‌‌​ ‍‌​ ‌‌​ ‌​‌‍​‍‌‍‌‍‌‍‌​​ ​‌​‍‌‍‌ ‌​‌ ‍‌‌ ​​‌‍‌‌​ ‌‌‍ ‍‌‍‌‌‌ ‌ ‌ ​ ​‍‌‍‌ ​​‌‍​‌‌ ‌​‌‍‍​​ ‌‌‍​ ‌‍ ‌‍ ‍‌ ‌​‌‍‌‌‌‍ ‍‌ ‌​​‍‌‌​ ‌‌‌​​‍‌‌ ‌‍‍ ‌‍‌‌‌ ‍‌​‍‌‌​ ​ ‌​‌​​‍‌‌​ ​ ‌​‌​​‍‌‌​ ​‍​ ​‍​ ‌‌​ ​​‌‍​‍​ ‍‌​ ‌ ​ ​ ​ ‌‍‌‍‌‍​ ‌‌​ ‍​​ ​​​ ‍​​‍‌‌​ ​‍​ ​‍​‍‌‌​ ‌‌‌​‌​​‍ ‍‌‍​ ‌‍‍​‌‍‍‌‌‍ ​‌‍‌​‌ ​‍‌‍‌‌‌‍ ‍​‍‌‌​ ‌‌‌​​‍‌‌ ‌‍‍ ‌‍‌‌‌ ‍‌​‍‌‌​ ​ ‌​‌​​‍‌‌​ ​ ‌​‌​​‍‌‌​ ​‍​ ​‍​ ​ ​ ​ ​ ​ ​ ‍‌​ ‌​​ ​‌‌‍‌​​ ‌​​ ​​​ ‍‌​ ​​‌‍​‍​‍‌‌​ ​‍​ ​‍​‍‌‌​ ‌‌‌​‌​​‍ ‍‌ ‌​‌‍‌‌‌ ‍​‌ ‌​​‍‌‍‌ ​​‌‍‌‌‌ ​‍‌ ​ ‌ ​​‌‍‌‌‌‍​ ‌ ‌​‌‍‍‌‌ ‌‍‌‍‌‌​ ‌‌ ​​‌ ‌‌‌‍​‍‌‍ ​‌‍‍‌‌ ​ ‌‍‍​‌‍‌‌‌‍‌​​‍​‍‌ ‌
Improved adaptability between languages​​​​‌ ‍ ​‍​‍‌‍ ‌ ​‍‌‍‍‌‌‍‌ ‌‍‍‌‌‍ ‍​‍​‍​ ‍‍​‍​‍‌ ​ ‌‍​‌‌‍ ‍‌‍‍‌‌ ‌​‌ ‍‌​‍ ‍‌‍‍‌‌‍ ​‍​‍​‍ ​​‍​‍‌‍‍​‌ ​‍‌‍‌‌‌‍‌‍​‍​‍​ ‍‍​‍​‍​‍ ‌ ​ ‌ ‌​‌ ‌‌‌‍‌​‌‍‍‌‌‍ ​‍ ‌‍‍‌‌‍ ‍‌ ‌​‌‍‌‌‌‍ ‍‌ ‌​​‍ ‌‍‌‌‌‍‌​‌‍‍‌‌ ‌​​‍ ‌‍ ‌‌‍ ‌‍‌​‌‍‌‌​ ‌‌ ​​‌ ​‍‌‍‌‌‌ ​ ‌‍‌‌‌‍ ‍‌ ‌​‌‍​‌‌ ‌​‌‍‍‌‌‍ ‌‍ ‍​ ‍ ‌‍‍‌‌‍‌​​ ‌​ ‍​‌‍​‍​ ‌‍‌‍‌​​ ‌​​ ‍‌‌‍‌‌​ ‍‌​‍ ‌​ ​ ​ ‌​‌‍‌​‌‍‌​​‍ ‌​ ‌​​ ​‍​ ​ ​ ‌‍​‍ ‌​ ‍‌​ ​‍‌‍‌​​ ​‌​‍ ‌‌‍‌‌​ ​​‌‍‌‍​ ​‌‌‍‌‌​ ‍‌​ ‌‌​ ‌​‌‍​‍‌‍‌‍‌‍‌​​ ​‌​ ‍ ‌ ‌​‌ ‍‌‌ ​​‌‍‌‌​ ‌‌‍ ‍‌‍‌‌‌ ‌ ‌ ​ ​ ‍ ‌ ​​‌‍​‌‌ ‌​‌‍‍​​ ‌‌‍​ ‌‍ ‌‍ ‍‌ ‌​‌‍‌‌‌‍ ‍‌ ‌​​‍‌‌​ ‌‌‌​​‍‌‌ ‌‍‍ ‌‍‌‌‌ ‍‌​‍‌‌​ ​ ‌​‌​​‍‌‌​ ​ ‌​‌​​‍‌‌​ ​‍​ ​‍‌‍‌​​ ‍‌‌‍‌‌​ ‍​​ ‍‌​ ‍‌‌‍‌‍‌‍‌​​ ‌ ​ ‌ ​ ‍​‌‍‌​​‍‌‌​ ​‍​ ​‍​‍‌‌​ ‌‌‌​‌​​‍ ‍‌‍​ ‌‍‍​‌‍‍‌‌‍ ​‌‍‌​‌ ​‍‌‍‌‌‌‍ ‍​‍‌‌​ ‌‌‌​​‍‌‌ ‌‍‍ ‌‍‌‌‌ ‍‌​‍‌‌​ ​ ‌​‌​​‍‌‌​ ​ ‌​‌​​‍‌‌​ ​‍​ ​‍​ ‌ ​ ‌ ​ ‍​‌‍‌​‌‍​‍​ ‌‌​ ​ ​ ‌‍​ ‍​​ ‍‌‌‍​ ​ ‌‍​‍‌‌​ ​‍​ ​‍​‍‌‌​ ‌‌‌​‌​​‍ ‍‌ ‌​‌‍‌‌‌ ‍​‌ ‌​​ ‌‍​‍‌‍​‌‌ ​ ‌‍‌‌‌‌‌‌‌ ​‍‌‍ ​​ ‌​‍‌‌​ ​‍‌​‌‍‌ ​ ‌ ‌​‌ ‌‌‌‍‌​‌‍‍‌‌‍ ​‍‌‍‌‍‍‌‌‍‌​​ ‌​ ‍​‌‍​‍​ ‌‍‌‍‌​​ ‌​​ ‍‌‌‍‌‌​ ‍‌​‍ ‌​ ​ ​ ‌​‌‍‌​‌‍‌​​‍ ‌​ ‌​​ ​‍​ ​ ​ ‌‍​‍ ‌​ ‍‌​ ​‍‌‍‌​​ ​‌​‍ ‌‌‍‌‌​ ​​‌‍‌‍​ ​‌‌‍‌‌​ ‍‌​ ‌‌​ ‌​‌‍​‍‌‍‌‍‌‍‌​​ ​‌​‍‌‍‌ ‌​‌ ‍‌‌ ​​‌‍‌‌​ ‌‌‍ ‍‌‍‌‌‌ ‌ ‌ ​ ​‍‌‍‌ ​​‌‍​‌‌ ‌​‌‍‍​​ ‌‌‍​ ‌‍ ‌‍ ‍‌ ‌​‌‍‌‌‌‍ ‍‌ ‌​​‍‌‌​ ‌‌‌​​‍‌‌ ‌‍‍ ‌‍‌‌‌ ‍‌​‍‌‌​ ​ ‌​‌​​‍‌‌​ ​ ‌​‌​​‍‌‌​ ​‍​ ​‍‌‍‌​​ ‍‌‌‍‌‌​ ‍​​ ‍‌​ ‍‌‌‍‌‍‌‍‌​​ ‌ ​ ‌ ​ ‍​‌‍‌​​‍‌‌​ ​‍​ ​‍​‍‌‌​ ‌‌‌​‌​​‍ ‍‌‍​ ‌‍‍​‌‍‍‌‌‍ ​‌‍‌​‌ ​‍‌‍‌‌‌‍ ‍​‍‌‌​ ‌‌‌​​‍‌‌ ‌‍‍ ‌‍‌‌‌ ‍‌​‍‌‌​ ​ ‌​‌​​‍‌‌​ ​ ‌​‌​​‍‌‌​ ​‍​ ​‍​ ‌ ​ ‌ ​ ‍​‌‍‌​‌‍​‍​ ‌‌​ ​ ​ ‌‍​ ‍​​ ‍‌‌‍​ ​ ‌‍​‍‌‌​ ​‍​ ​‍​‍‌‌​ ‌‌‌​‌​​‍ ‍‌ ‌​‌‍‌‌‌ ‍​‌ ‌​​‍‌‍‌ ​​‌‍‌‌‌ ​‍‌ ​ ‌ ​​‌‍‌‌‌‍​ ‌ ‌​‌‍‍‌‌ ‌‍‌‍‌‌​ ‌‌ ​​‌ ‌‌‌‍​‍‌‍ ​‌‍‍‌‌ ​ ‌‍‍​‌‍‌‌‌‍‌​​‍​‍‌ ‌
Stronger cultural awareness​​​​‌ ‍ ​‍​‍‌‍ ‌ ​‍‌‍‍‌‌‍‌ ‌‍‍‌‌‍ ‍​‍​‍​ ‍‍​‍​‍‌ ​ ‌‍​‌‌‍ ‍‌‍‍‌‌ ‌​‌ ‍‌​‍ ‍‌‍‍‌‌‍ ​‍​‍​‍ ​​‍​‍‌‍‍​‌ ​‍‌‍‌‌‌‍‌‍​‍​‍​ ‍‍​‍​‍​‍ ‌ ​ ‌ ‌​‌ ‌‌‌‍‌​‌‍‍‌‌‍ ​‍ ‌‍‍‌‌‍ ‍‌ ‌​‌‍‌‌‌‍ ‍‌ ‌​​‍ ‌‍‌‌‌‍‌​‌‍‍‌‌ ‌​​‍ ‌‍ ‌‌‍ ‌‍‌​‌‍‌‌​ ‌‌ ​​‌ ​‍‌‍‌‌‌ ​ ‌‍‌‌‌‍ ‍‌ ‌​‌‍​‌‌ ‌​‌‍‍‌‌‍ ‌‍ ‍​ ‍ ‌‍‍‌‌‍‌​​ ‌​ ‍​‌‍​‍​ ‌‍‌‍‌​​ ‌​​ ‍‌‌‍‌‌​ ‍‌​‍ ‌​ ​ ​ ‌​‌‍‌​‌‍‌​​‍ ‌​ ‌​​ ​‍​ ​ ​ ‌‍​‍ ‌​ ‍‌​ ​‍‌‍‌​​ ​‌​‍ ‌‌‍‌‌​ ​​‌‍‌‍​ ​‌‌‍‌‌​ ‍‌​ ‌‌​ ‌​‌‍​‍‌‍‌‍‌‍‌​​ ​‌​ ‍ ‌ ‌​‌ ‍‌‌ ​​‌‍‌‌​ ‌‌‍ ‍‌‍‌‌‌ ‌ ‌ ​ ​ ‍ ‌ ​​‌‍​‌‌ ‌​‌‍‍​​ ‌‌‍​ ‌‍ ‌‍ ‍‌ ‌​‌‍‌‌‌‍ ‍‌ ‌​​‍‌‌​ ‌‌‌​​‍‌‌ ‌‍‍ ‌‍‌‌‌ ‍‌​‍‌‌​ ​ ‌​‌​​‍‌‌​ ​ ‌​‌​​‍‌‌​ ​‍​ ​‍‌‍‌​‌‍‌​‌‍‌‍​ ‌‍​ ‍​‌‍‌‍‌‍‌​​ ‍‌‌‍‌‍​ ‌‍​ ​‌​ ‌‍​‍‌‌​ ​‍​ ​‍​‍‌‌​ ‌‌‌​‌​​‍ ‍‌‍​ ‌‍‍​‌‍‍‌‌‍ ​‌‍‌​‌ ​‍‌‍‌‌‌‍ ‍​‍‌‌​ ‌‌‌​​‍‌‌ ‌‍‍ ‌‍‌‌‌ ‍‌​‍‌‌​ ​ ‌​‌​​‍‌‌​ ​ ‌​‌​​‍‌‌​ ​‍​ ​‍‌‍​ ‌‍‌​‌‍​‍​ ‌‍‌‍‌‍​ ‍‌​ ​ ​ ‌‌‌‍​ ‌‍​‍‌‍​ ‌‍‌‌​‍‌‌​ ​‍​ ​‍​‍‌‌​ ‌‌‌​‌​​‍ ‍‌ ‌​‌‍‌‌‌ ‍​‌ ‌​​ ‌‍​‍‌‍​‌‌ ​ ‌‍‌‌‌‌‌‌‌ ​‍‌‍ ​​ ‌​‍‌‌​ ​‍‌​‌‍‌ ​ ‌ ‌​‌ ‌‌‌‍‌​‌‍‍‌‌‍ ​‍‌‍‌‍‍‌‌‍‌​​ ‌​ ‍​‌‍​‍​ ‌‍‌‍‌​​ ‌​​ ‍‌‌‍‌‌​ ‍‌​‍ ‌​ ​ ​ ‌​‌‍‌​‌‍‌​​‍ ‌​ ‌​​ ​‍​ ​ ​ ‌‍​‍ ‌​ ‍‌​ ​‍‌‍‌​​ ​‌​‍ ‌‌‍‌‌​ ​​‌‍‌‍​ ​‌‌‍‌‌​ ‍‌​ ‌‌​ ‌​‌‍​‍‌‍‌‍‌‍‌​​ ​‌​‍‌‍‌ ‌​‌ ‍‌‌ ​​‌‍‌‌​ ‌‌‍ ‍‌‍‌‌‌ ‌ ‌ ​ ​‍‌‍‌ ​​‌‍​‌‌ ‌​‌‍‍​​ ‌‌‍​ ‌‍ ‌‍ ‍‌ ‌​‌‍‌‌‌‍ ‍‌ ‌​​‍‌‌​ ‌‌‌​​‍‌‌ ‌‍‍ ‌‍‌‌‌ ‍‌​‍‌‌​ ​ ‌​‌​​‍‌‌​ ​ ‌​‌​​‍‌‌​ ​‍​ ​‍‌‍‌​‌‍‌​‌‍‌‍​ ‌‍​ ‍​‌‍‌‍‌‍‌​​ ‍‌‌‍‌‍​ ‌‍​ ​‌​ ‌‍​‍‌‌​ ​‍​ ​‍​‍‌‌​ ‌‌‌​‌​​‍ ‍‌‍​ ‌‍‍​‌‍‍‌‌‍ ​‌‍‌​‌ ​‍‌‍‌‌‌‍ ‍​‍‌‌​ ‌‌‌​​‍‌‌ ‌‍‍ ‌‍‌‌‌ ‍‌​‍‌‌​ ​ ‌​‌​​‍‌‌​ ​ ‌​‌​​‍‌‌​ ​‍​ ​‍‌‍​ ‌‍‌​‌‍​‍​ ‌‍‌‍‌‍​ ‍‌​ ​ ​ ‌‌‌‍​ ‌‍​‍‌‍​ ‌‍‌‌​‍‌‌​ ​‍​ ​‍​‍‌‌​ ‌‌‌​‌​​‍ ‍‌ ‌​‌‍‌‌‌ ‍​‌ ‌​​‍‌‍‌ ​​‌‍‌‌‌ ​‍‌ ​ ‌ ​​‌‍‌‌‌‍​ ‌ ‌​‌‍‍‌‌ ‌‍‌‍‌‌​ ‌‌ ​​‌ ‌‌‌‍​‍‌‍ ​‌‍‍‌‌ ​ ‌‍‍​‌‍‌‌‌‍‌​​‍​‍‌ ‌
Some parents also notice that children in bilingual environments
become more comfortable switching between languages in real-life
situations.​​​​‌ ‍ ​‍​‍‌‍ ‌ ​‍‌‍‍‌‌‍‌ ‌‍‍‌‌‍ ‍​‍​‍​ ‍‍​‍​‍‌ ​ ‌‍​‌‌‍ ‍‌‍‍‌‌ ‌​‌ ‍‌​‍ ‍‌‍‍‌‌‍ ​‍​‍​‍ ​​‍​‍‌‍‍​‌ ​‍‌‍‌‌‌‍‌‍​‍​‍​ ‍‍​‍​‍​‍ ‌ ​ ‌ ‌​‌ ‌‌‌‍‌​‌‍‍‌‌‍ ​‍ ‌‍‍‌‌‍ ‍‌ ‌​‌‍‌‌‌‍ ‍‌ ‌​​‍ ‌‍‌‌‌‍‌​‌‍‍‌‌ ‌​​‍ ‌‍ ‌‌‍ ‌‍‌​‌‍‌‌​ ‌‌ ​​‌ ​‍‌‍‌‌‌ ​ ‌‍‌‌‌‍ ‍‌ ‌​‌‍​‌‌ ‌​‌‍‍‌‌‍ ‌‍ ‍​ ‍ ‌‍‍‌‌‍‌​​ ‌​ ‍​‌‍​‍​ ‌‍‌‍‌​​ ‌​​ ‍‌‌‍‌‌​ ‍‌​‍ ‌​ ​ ​ ‌​‌‍‌​‌‍‌​​‍ ‌​ ‌​​ ​‍​ ​ ​ ‌‍​‍ ‌​ ‍‌​ ​‍‌‍‌​​ ​‌​‍ ‌‌‍‌‌​ ​​‌‍‌‍​ ​‌‌‍‌‌​ ‍‌​ ‌‌​ ‌​‌‍​‍‌‍‌‍‌‍‌​​ ​‌​ ‍ ‌ ‌​‌ ‍‌‌ ​​‌‍‌‌​ ‌‌‍ ‍‌‍‌‌‌ ‌ ‌ ​ ​ ‍ ‌ ​​‌‍​‌‌ ‌​‌‍‍​​ ‌‌‍​ ‌‍ ‌‍ ‍‌ ‌​‌‍‌‌‌‍ ‍‌ ‌​​‍‌‌​ ‌‌‌​​‍‌‌ ‌‍‍ ‌‍‌‌‌ ‍‌​‍‌‌​ ​ ‌​‌​​‍‌‌​ ​ ‌​‌​​‍‌‌​ ​‍​ ​‍​ ‌ ‌‍​ ‌‍​ ‌‍‌​‌‍​‍​ ‍​‌‍‌​​ ‍​‌‍​‍‌‍​‌‌‍‌‍‌‍​ ​‍‌‌​ ​‍​ ​‍​‍‌‌​ ‌‌‌​‌​​‍ ‍‌‍​ ‌‍‍​‌‍‍‌‌‍ ​‌‍‌​‌ ​‍‌‍‌‌‌‍ ‍​‍‌‌​ ‌‌‌​​‍‌‌ ‌‍‍ ‌‍‌‌‌ ‍‌​‍‌‌​ ​ ‌​‌​​‍‌‌​ ​ ‌​‌​​‍‌‌​ ​‍​ ​‍‌‍​‌​ ‍‌​ ‌ ​ ‌‌‌‍‌‌​ ‍​​ ‍​‌‍‌​‌‍‌​‌‍‌​​ ‍​​ ‌ ​‍‌‌​ ​‍​ ​‍​‍‌‌​ ‌‌‌​‌​​‍ ‍‌ ‌​‌‍‌‌‌ ‍​‌ ‌​​ ‌‍​‍‌‍​‌‌ ​ ‌‍‌‌‌‌‌‌‌ ​‍‌‍ ​​ ‌​‍‌‌​ ​‍‌​‌‍‌ ​ ‌ ‌​‌ ‌‌‌‍‌​‌‍‍‌‌‍ ​‍‌‍‌‍‍‌‌‍‌​​ ‌​ ‍​‌‍​‍​ ‌‍‌‍‌​​ ‌​​ ‍‌‌‍‌‌​ ‍‌​‍ ‌​ ​ ​ ‌​‌‍‌​‌‍‌​​‍ ‌​ ‌​​ ​‍​ ​ ​ ‌‍​‍ ‌​ ‍‌​ ​‍‌‍‌​​ ​‌​‍ ‌‌‍‌‌​ ​​‌‍‌‍​ ​‌‌‍‌‌​ ‍‌​ ‌‌​ ‌​‌‍​‍‌‍‌‍‌‍‌​​ ​‌​‍‌‍‌ ‌​‌ ‍‌‌ ​​‌‍‌‌​ ‌‌‍ ‍‌‍‌‌‌ ‌ ‌ ​ ​‍‌‍‌ ​​‌‍​‌‌ ‌​‌‍‍​​ ‌‌‍​ ‌‍ ‌‍ ‍‌ ‌​‌‍‌‌‌‍ ‍‌ ‌​​‍‌‌​ ‌‌‌​​‍‌‌ ‌‍‍ ‌‍‌‌‌ ‍‌​‍‌‌​ ​ ‌​‌​​‍‌‌​ ​ ‌​‌​​‍‌‌​ ​‍​ ​‍​ ‌ ‌‍​ ‌‍​ ‌‍‌​‌‍​‍​ ‍​‌‍‌​​ ‍​‌‍​‍‌‍​‌‌‍‌‍‌‍​ ​‍‌‌​ ​‍​ ​‍​‍‌‌​ ‌‌‌​‌​​‍ ‍‌‍​ ‌‍‍​‌‍‍‌‌‍ ​‌‍‌​‌ ​‍‌‍‌‌‌‍ ‍​‍‌‌​ ‌‌‌​​‍‌‌ ‌‍‍ ‌‍‌‌‌ ‍‌​‍‌‌​ ​ ‌​‌​​‍‌‌​ ​ ‌​‌​​‍‌‌​ ​‍​ ​‍‌‍​‌​ ‍‌​ ‌ ​ ‌‌‌‍‌‌​ ‍​​ ‍​‌‍‌​‌‍‌​‌‍‌​​ ‍​​ ‌ ​‍‌‌​ ​‍​ ​‍​‍‌‌​ ‌‌‌​‌​​‍ ‍‌ ‌​‌‍‌‌‌ ‍​‌ ‌​​‍‌‍‌ ​​‌‍‌‌‌ ​‍‌ ​ ‌ ​​‌‍‌‌‌‍​ ‌ ‌​‌‍‍‌‌ ‌‍‌‍‌‌​ ‌‌ ​​‌ ‌‌‌‍​‍‌‍ ​‌‍‍‌‌ ​ ‌‍‍​‌‍‌‌‌‍‌​​‍​‍‌ ‌
A Closer Look at Bilingual Learning at Invictus​​​​‌ ‍ ​‍​‍‌‍ ‌ ​‍‌‍‍‌‌‍‌ ‌‍‍‌‌‍ ‍​‍​‍​ ‍‍​‍​‍‌ ​ ‌‍​‌‌‍ ‍‌‍‍‌‌ ‌​‌ ‍‌​‍ ‍‌‍‍‌‌‍ ​‍​‍​‍ ​​‍​‍‌‍‍​‌ ​‍‌‍‌‌‌‍‌‍​‍​‍​ ‍‍​‍​‍​‍ ‌ ​ ‌ ‌​‌ ‌‌‌‍‌​‌‍‍‌‌‍ ​‍ ‌‍‍‌‌‍ ‍‌ ‌​‌‍‌‌‌‍ ‍‌ ‌​​‍ ‌‍‌‌‌‍‌​‌‍‍‌‌ ‌​​‍ ‌‍ ‌‌‍ ‌‍‌​‌‍‌‌​ ‌‌ ​​‌ ​‍‌‍‌‌‌ ​ ‌‍‌‌‌‍ ‍‌ ‌​‌‍​‌‌ ‌​‌‍‍‌‌‍ ‌‍ ‍​ ‍ ‌‍‍‌‌‍‌​​ ‌​ ‍​‌‍​‍​ ‌‍‌‍‌​​ ‌​​ ‍‌‌‍‌‌​ ‍‌​‍ ‌​ ​ ​ ‌​‌‍‌​‌‍‌​​‍ ‌​ ‌​​ ​‍​ ​ ​ ‌‍​‍ ‌​ ‍‌​ ​‍‌‍‌​​ ​‌​‍ ‌‌‍‌‌​ ​​‌‍‌‍​ ​‌‌‍‌‌​ ‍‌​ ‌‌​ ‌​‌‍​‍‌‍‌‍‌‍‌​​ ​‌​ ‍ ‌ ‌​‌ ‍‌‌ ​​‌‍‌‌​ ‌‌‍ ‍‌‍‌‌‌ ‌ ‌ ​ ​ ‍ ‌ ​​‌‍​‌‌ ‌​‌‍‍​​ ‌‌‍​ ‌‍ ‌‍ ‍‌ ‌​‌‍‌‌‌‍ ‍‌ ‌​​‍‌‌​ ‌‌‌​​‍‌‌ ‌‍‍ ‌‍‌‌‌ ‍‌​‍‌‌​ ​ ‌​‌​​‍‌‌​ ​ ‌​‌​​‍‌‌​ ​‍​ ​‍‌‍​‌​ ‍‌‌‍​ ​ ‌‍​ ​‌​ ​‍​ ​ ​ ​ ​ ‌‌​ ​‍​ ‍​‌‍‌​​‍‌‌​ ​‍​ ​‍​‍‌‌​ ‌‌‌​‌​​‍ ‍‌‍​ ‌‍‍​‌‍‍‌‌‍ ​‌‍‌​‌ ​‍‌‍‌‌‌‍ ‍​‍‌‌​ ‌‌‌​​‍‌‌ ‌‍‍ ‌‍‌‌‌ ‍‌​‍‌‌​ ​ ‌​‌​​‍‌‌​ ​ ‌​‌​​‍‌‌​ ​‍​ ​‍‌‍​‍​ ‌​​ ‌‌​ ​ ​ ‍​​ ​‌‌‍​‍​ ​‌​ ​‍​ ‌‍​ ‌​‌‍​‌​‍‌‌​ ​‍​ ​‍​‍‌‌​ ‌‌‌​‌​​‍ ‍‌ ‌​‌‍‌‌‌ ‍​‌ ‌​​ ‌‍​‍‌‍​‌‌ ​ ‌‍‌‌‌‌‌‌‌ ​‍‌‍ ​​ ‌​‍‌‌​ ​‍‌​‌‍‌ ​ ‌ ‌​‌ ‌‌‌‍‌​‌‍‍‌‌‍ ​‍‌‍‌‍‍‌‌‍‌​​ ‌​ ‍​‌‍​‍​ ‌‍‌‍‌​​ ‌​​ ‍‌‌‍‌‌​ ‍‌​‍ ‌​ ​ ​ ‌​‌‍‌​‌‍‌​​‍ ‌​ ‌​​ ​‍​ ​ ​ ‌‍​‍ ‌​ ‍‌​ ​‍‌‍‌​​ ​‌​‍ ‌‌‍‌‌​ ​​‌‍‌‍​ ​‌‌‍‌‌​ ‍‌​ ‌‌​ ‌​‌‍​‍‌‍‌‍‌‍‌​​ ​‌​‍‌‍‌ ‌​‌ ‍‌‌ ​​‌‍‌‌​ ‌‌‍ ‍‌‍‌‌‌ ‌ ‌ ​ ​‍‌‍‌ ​​‌‍​‌‌ ‌​‌‍‍​​ ‌‌‍​ ‌‍ ‌‍ ‍‌ ‌​‌‍‌‌‌‍ ‍‌ ‌​​‍‌‌​ ‌‌‌​​‍‌‌ ‌‍‍ ‌‍‌‌‌ ‍‌​‍‌‌​ ​ ‌​‌​​‍‌‌​ ​ ‌​‌​​‍‌‌​ ​‍​ ​‍‌‍​‌​ ‍‌‌‍​ ​ ‌‍​ ​‌​ ​‍​ ​ ​ ​ ​ ‌‌​ ​‍​ ‍​‌‍‌​​‍‌‌​ ​‍​ ​‍​‍‌‌​ ‌‌‌​‌​​‍ ‍‌‍​ ‌‍‍​‌‍‍‌‌‍ ​‌‍‌​‌ ​‍‌‍‌‌‌‍ ‍​‍‌‌​ ‌‌‌​​‍‌‌ ‌‍‍ ‌‍‌‌‌ ‍‌​‍‌‌​ ​ ‌​‌​​‍‌‌​ ​ ‌​‌​​‍‌‌​ ​‍​ ​‍‌‍​‍​ ‌​​ ‌‌​ ​ ​ ‍​​ ​‌‌‍​‍​ ​‌​ ​‍​ ‌‍​ ‌​‌‍​‌​‍‌‌​ ​‍​ ​‍​‍‌‌​ ‌‌‌​‌​​‍ ‍‌ ‌​‌‍‌‌‌ ‍​‌ ‌​​‍‌‍‌ ​​‌‍‌‌‌ ​‍‌ ​ ‌ ​​‌‍‌‌‌‍​ ‌ ‌​‌‍‍‌‌ ‌‍‌‍‌‌​ ‌‌ ​​‌ ‌‌‌‍​‍‌‍ ​‌‍‍‌‌ ​ ‌‍‍​‌‍‌‌‌‍‌​​‍​‍‌ ‌
At Invictus International School, the bilingual experience is